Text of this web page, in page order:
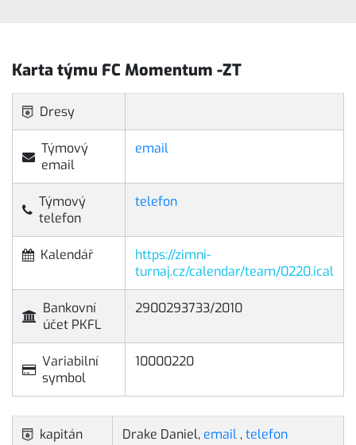
Karta týmu FC Momentum -ZT
Dresy
Týmový
email
email
Týmový
telefon
telefon
Kalendář
https://zimni-
turnaj.cz/calendar/team/0220.ical
Bankovní
účet PKFL
2900293733/2010
Variabilní
symbol
10000220
kapitán Drake Daniel, email ,telefon